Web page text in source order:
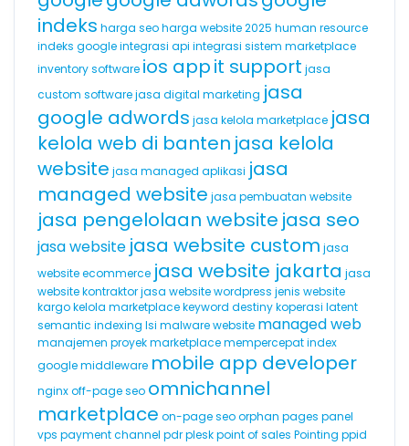
indeks harga seoharga website 2025 human resource
indeks googleintegrasi api integrasi sistem marketplace
inventory software ios appit support jasa
custom softwarejasa digital marketing jasa
google adwords jasa kelola marketplace jasa
kelola web di banten jasa kelola
website jasa managed aplikasi jasa
managed website jasa pembuatan website
jasa pengelolaan website jasa seo
jasa website jasa website custom jasa
website ecommerce jasa website jakarta jasa
website kontraktorjasa website wordpress jenis website
kargokelola marketplacekeyword destinykoperasi latent
semantic indexing lsi malware website managed web
manajemen proyekmarketplacemempercepat index
googlemiddleware mobile app developer
nginxoff-page seo omnichannel
marketplace on-page seoorphan pages panel
vps payment channel pdrpleskpoint of sales Pointing ppid